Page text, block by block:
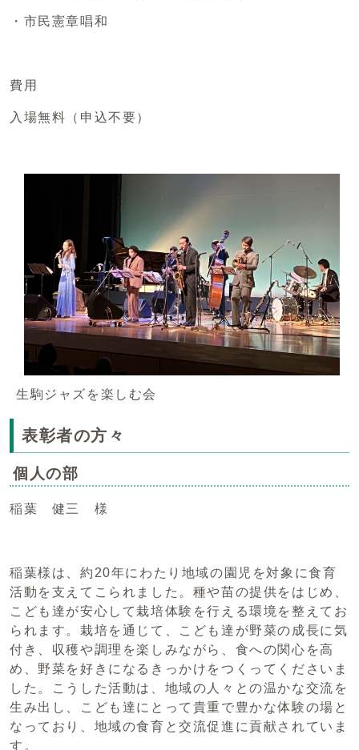
・市民憲章唱和
費用
入場無料（申込不要）
生駒ジャズを楽しむ会
表彰者の方々
個人の部
稲葉 健三 様
稲葉様は、約20年にわたり地域の園児を対象に食育
活動を支えてこられました。種や苗の提供をはじめ、
こども達が安心して栽培体験を行える環境を整えてお
られます。栽培を通じて、こども達が野菜の成長に気
付き、収穫や調理を楽しみながら、食への関心を高
め、野菜を好きになるきっかけをつくってくださいま
した。こうした活動は、地域の人々との温かな交流を
生み出し、こども達にとって貴重で豊かな体験の場と
なっており、地域の食育と交流促進に貢献されていま
す。